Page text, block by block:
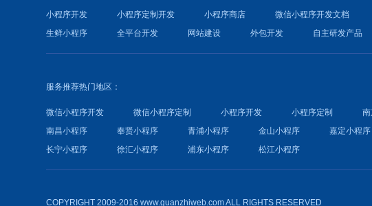
小程序开发 小程序定制开发 小程序商店 微信小程序开发文档
生鲜小程序
全平台开发 网站建设 外包开发 自主研发产品
服务推荐热门地区：
微信小程序开发 微信小程序定制 小程序开发 小程序定制
南昌小程序
奉贤小程序 青浦小程序 金山小程序 嘉定小程序
长宁小程序
徐汇小程序 浦东小程序 松江小程序
COPYRIGHT 2009-2016 www.guanzhiweb.com ALL RIGHTS RESERVED